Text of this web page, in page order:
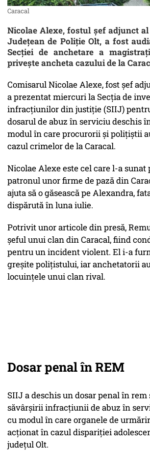
Caracal
Nicolae Alexe, fostul șef adjunct
Județean de Poliție Olt, a fost
Secţiei de anchetare a
privește ancheta cazului de la
Comisarul Nicolae Alexe, fost şef
a prezentat miercuri la Secţia de
infracţiunilor din justiţie (SIIJ)
dosarul de abuz în serviciu deschis
modul în care procurorii şi poliţiştii
cazul crimelor de la Caracal.
Nicolae Alexe este cel care l-a sunat
patronul unor firme de pază din
ajuta să o găsească pe Alexandra,
dispărută în luna iulie.
Potrivit unor articole din presă,
şeful unui clan din Caracal, fiind
pentru un incident violent. El i-a
greşite poliţistului, iar anchetatorii
locuinţele unui clan rival.
Dosar penal în REM
SIIJ a deschis un dosar penal în rem
săvârşirii infracţiunii de abuz în
cu modul în care organele de
acţionat în cazul dispariţiei
judeţul Olt.